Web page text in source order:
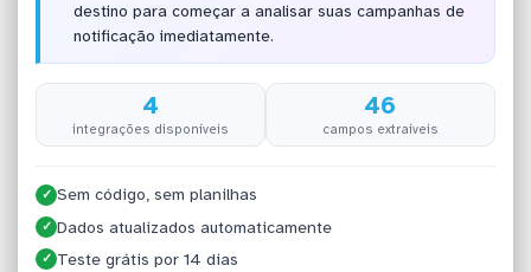
destino para começar a analisar suas campanhas de
notificação imediatamente.
4
integrações disponíveis
46
campos extraíveis
✓ Sem código, sem planilhas
✓ Dados atualizados automaticamente
✓ Teste grátis por 14 dias